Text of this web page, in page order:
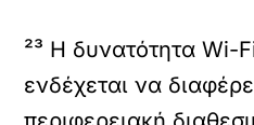
²³ Η δυνατότητα Wi-
ενδέχεται να